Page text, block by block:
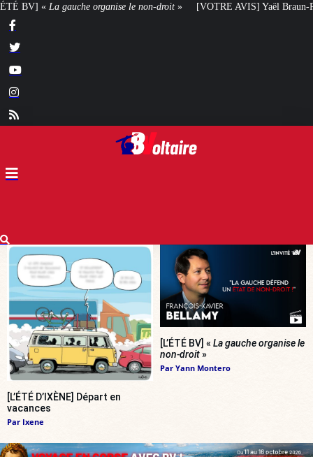
droit» [VOTRE AVIS] Yaël Braun-Pivet doit-elle renoncer à son projet
[L’ÉTÉ D’IXÈNE] Départ en
vacances
Par Ixene
[L’ÉTÉ BV] « La gauche organise le
non-droit»
Par Yann Montero